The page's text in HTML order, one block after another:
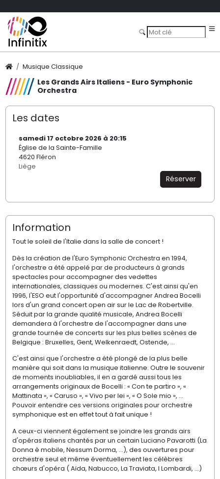
Musique Classique
Les Grands Airs Italiens - Euro Symphonic
Orchestra
Les dates
samedi 17 octobre 2026 à 20:15
Église de la Sainte-Famille
4620 Fléron
Liège
Réserver
Information
Tout le soleil de l'Italie dans la salle de concert !
Dès la création de l'Euro Symphonic Orchestra en 1994,
l'orchestre a été appelé par de producteurs à grands
spectacles pour accompagner des vedettes
internationales, classiques ou modernes. C'est ainsi qu'en
1996, l'ESO eut l'opportunité d'accompagner Andrea Bocelli
lors d'un grand concert open air sur le Lac de Robertville.
Séduit par la grande qualité musicale, Andrea Bocelli
demandera à l'orchestre de l'accompagner dans une
grande tournée de concerts sur les plus belles scènes de
Belgique : Bruxelles, Gent, Welkenraedt, Ostende, ...
C'est ainsi que l'orchestre a été plongé de la plus belle
manière qui soit dans la musique italienne. Outre le souvenir
de moments inoubliables, il en a gardé aussi tous les
arrangements originaux de Bocelli : « Con te partiro », «
Mattinata », « Caruso », « Vivo per lei », « O Sole mio », ...
Pouvoir entendre ces versions originales pour orchestre
symphonique est en effet tout à fait unique !
A ceux-ci viennent également se joindre les grands airs
d'opéras italiens chantés par un certain Luciano Pavarotti (La
Donna è mobile, Nessum Dorma, ...), des ouvertures pour
orchestre seul et même éventuellement les célèbres
chœurs d'opéra ( Aïda, Nabucco, La Traviata, I Lombardi, ...)